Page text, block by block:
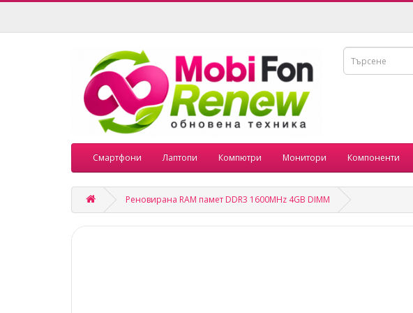
Смартфони Лаптопи Компютри Монитори Компоненти
Реновирана RAM памет DDR3 1600MHz 4GB DIMM